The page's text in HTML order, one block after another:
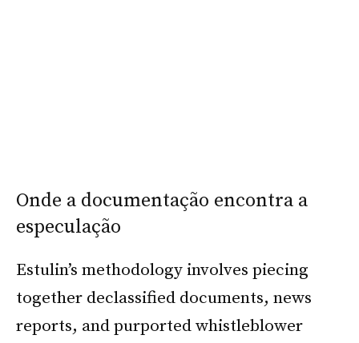
Onde a documentação encontra a
especulação
Estulin’s methodology involves piecing
together declassified documents, news
reports, and purported whistleblower